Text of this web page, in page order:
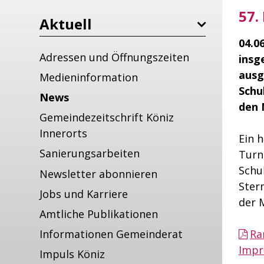
Aktuell
Adressen und Öffnungszeiten
Medieninformation
News
Gemeindezeitschrift Köniz
Innerorts
Sanierungsarbeiten
Newsletter abonnieren
Jobs und Karriere
Amtliche Publikationen
Informationen Gemeinderat
Impuls Köniz
den
Ein
der